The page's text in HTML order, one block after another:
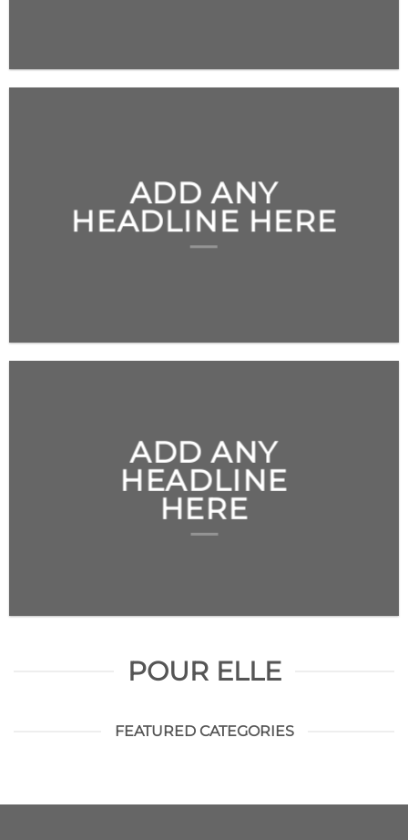
ADD ANY
HEADLINE HERE
ADD ANY
HEADLINE
HERE
POUR ELLE
FEATURED CATEGORIES